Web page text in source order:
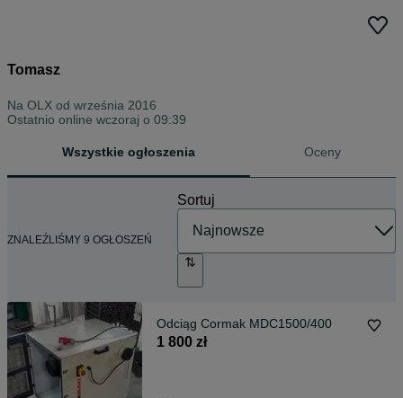
Tomasz
Na OLX od września 2016
Ostatnio online wczoraj o 09:39
Wszystkie ogłoszenia Oceny
ZNALEŹLIŚMY 9 OGŁOSZEŃ
Sortuj
Odciąg Cormak MDC1500/400
1 800 zł